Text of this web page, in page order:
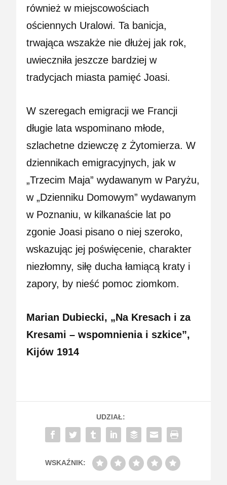
również w miejscowościach
ościennych Uralowi. Ta banicja,
trwająca wszakże nie dłużej jak rok,
uwieczniła jeszcze bardziej w
tradycjach miasta pamięć Joasi.
W szeregach emigracji we Francji
długie lata wspominano młode,
szlachetne dziewczę z Żytomierza. W
dziennikach emigracyjnych, jak w
„Trzecim Maja” wydawanym w Paryżu,
w „Dzienniku Domowym” wydawanym
w Poznaniu, w kilkanaście lat po
zgonie Joasi pisano o niej szeroko,
wskazując jej poświęcenie, charakter
niezłomny, siłę ducha łamiącą kraty i
zapory, by nieść pomoc ziomkom.
Marian Dubiecki, „Na Kresach i za
Kresami – wspomnienia i szkice”,
Kijów 1914
UDZIAŁ:
WSKAŹNIK: